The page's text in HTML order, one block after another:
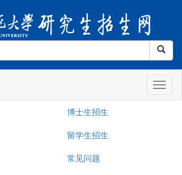
Toggle
博士生招生
留学生招生
常见问题